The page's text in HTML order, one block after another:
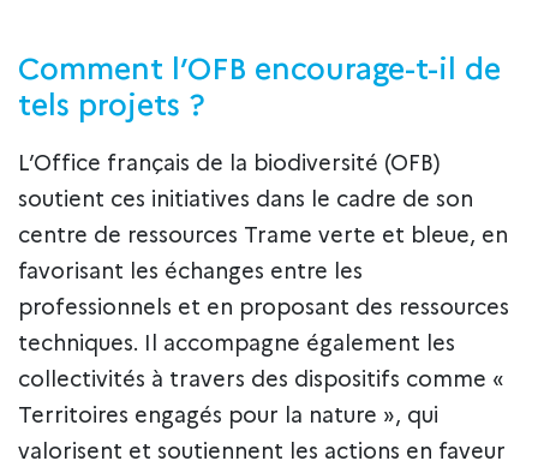
Comment l’OFB encourage-t-il de
tels projets ?
L’Office français de la biodiversité (OFB)
soutient ces initiatives dans le cadre de son
centre de ressources Trame verte et bleue, en
favorisant les échanges entre les
professionnels et en proposant des ressources
techniques. Il accompagne également les
collectivités à travers des dispositifs comme «
Territoires engagés pour la nature », qui
valorisent et soutiennent les actions en faveur